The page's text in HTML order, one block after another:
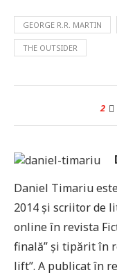
GEORGE R.R. MARTIN
THE OUTSIDER
2
Daniel Timariu
2014 și scriitor de
online în revista
finală” și tipărit în
lift”. A publicat în